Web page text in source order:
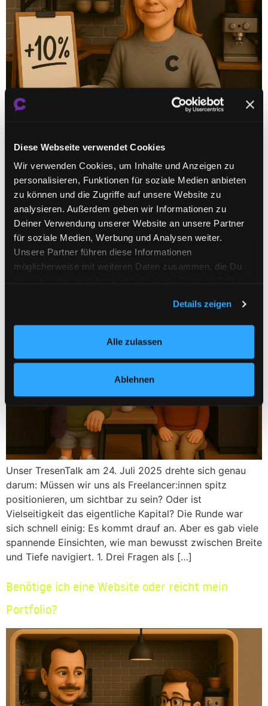
Diese Webseite verwendet Cookies
Wir verwenden Cookies, um Inhalte und Anzeigen zu
personalisieren, Funktionen für soziale Medien anbieten
zu können und die Zugriffe auf unsere Website zu
analysieren. Außerdem geben wir Informationen zu
Deiner Verwendung unserer Website an unsere Partner
für soziale Medien, Werbung und Analysen weiter.
Unsere Partner führen diese Informationen
möglicherweise mit weiteren Daten zusammen, die Du
Details zeigen
Alle zulassen
Ablehnen
wohl alle Freelancer:innen, wenn es um Preiserhöhungen
geht. Inflation, steigende Kosten, neue Tools –
irgendwann muss man den Stundensatz oder das Paket
anpassen. Doch wie gelingt das, ohne Vertrauen zu
verspielen? Genau darum ging es beim TresenTalk
Anfang Juni im Collab Café. Die Runde war sich […]
Vom Überblick zur Tiefe: Generalist:in trifft
Spezialist:in
Unser TresenTalk am 24. Juli 2025 drehte sich genau
darum: Müssen wir uns als Freelancer:innen spitz
positionieren, um sichtbar zu sein? Oder ist
Vielseitigkeit das eigentliche Kapital? Die Runde war
sich schnell einig: Es kommt drauf an. Aber es gab viele
spannende Einsichten, wie man bewusst zwischen Breite
und Tiefe navigiert. 1. Drei Fragen als […]
Benötige ich eine Website oder reicht mein
Portfolio?